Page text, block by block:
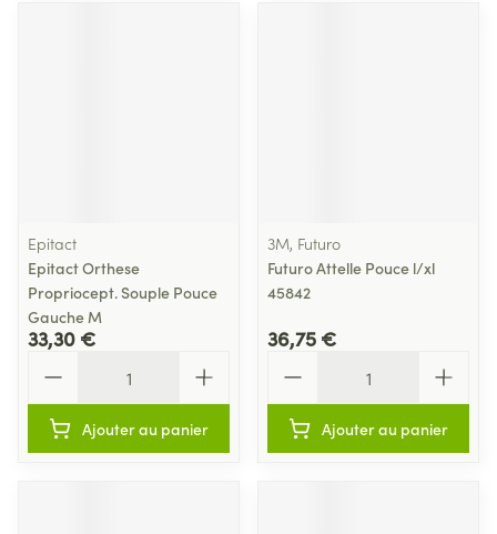
Epitact
Epitact Orthese
Propriocept. Souple Pouce
Gauche M
33,30 €
Ajouter au panier
3M, Futuro
Futuro Attelle Pouce l/xl
45842
36,75 €
Ajouter au panier